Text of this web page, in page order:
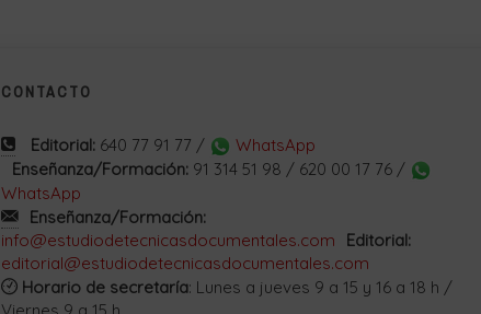
CONTACTO
Editorial: 640 77 91 77 /
WhatsApp
Enseñanza/Formación: 91 314 51 98 / 620 00 17 76 /
WhatsApp
Enseñanza/Formación:
info@estudiodetecnicasdocumentales.com
Editorial:
editorial@estudiodetecnicasdocumentales.com
Horario de secretaría: Lunes a jueves 9 a 15 y 16 a 18 h /